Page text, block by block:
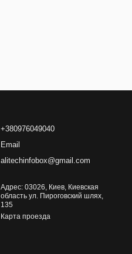
+380976049040
Email
alitechinfobox@gmail.com
Адрес: 03026, Киев, Киевская
область ул. Пироговский шлях,
135
Карта проезда